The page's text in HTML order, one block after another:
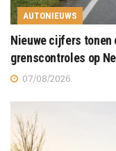
AUTONIEUWS
Nieuwe cijfers tonen
grenscontroles op
07/08/2026